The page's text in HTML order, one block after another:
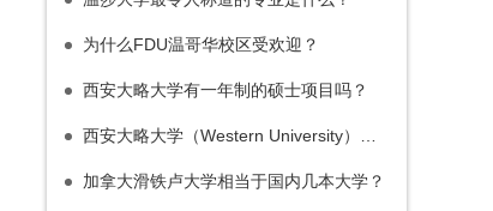
为什么FDU温哥华校区受欢迎？
西安大略大学有一年制的硕士项目吗？
加拿大滑铁卢大学相当于国内几本大学？